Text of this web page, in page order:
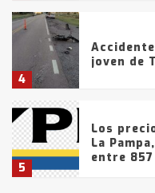
4
joven de
5
Los
La
entre 857